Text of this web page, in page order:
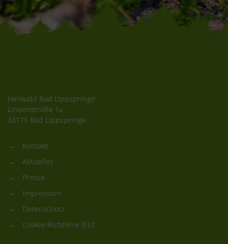
Heilwald Bad Lippspringe
Lindenstraße 1a
33175 Bad Lippspringe
Kontakt
Aktuelles
Presse
Impressum
Datenschutz
Cookie-Richtlinie (EU)